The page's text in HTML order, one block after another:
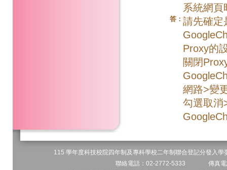
系統網頁
答： 請先確定
Proxy的
關閉
網路>變
勾選取消
115 學年度科技校院四年制及專科學校二年制聯合登記分發
聯絡電話：02-2772-5333 傳真